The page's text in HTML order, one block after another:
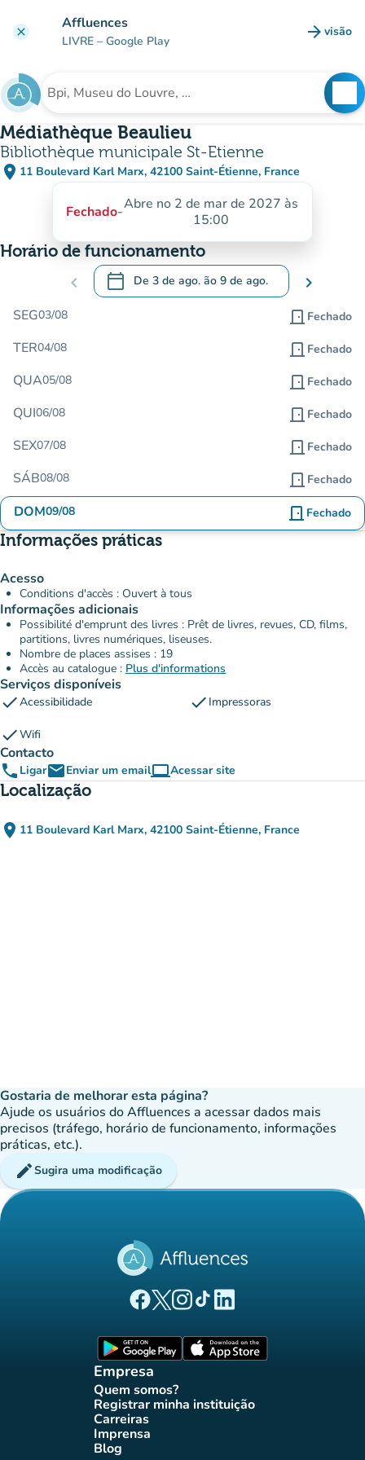
clear Affluences
LIVRE – Google Play arrow_forward visão
(novo
Procura uma instituição
Médiathèque Beaulieu
Bibliothèque municipale St-Etienne
place 11 Boulevard Karl Marx, 42100 Saint-Étienne, France
(abrir no Google Maps)
(novo separador)
Fechado-Abre no 2 de mar de 2027 às
15:00
Horário de funcionamento
chevron_left calendar_today De 3 de ago. ão 9 de ago.
.Abra o calendário para alterar as datas
chevron_right
SEG03/08 door_front Fechado
TER04/08 door_front Fechado
QUA05/08 door_front Fechado
QUI06/08 door_front Fechado
SEX07/08 door_front Fechado
SÁB08/08 door_front Fechado
DOM09/08 door_front Fechado
Informações práticas
Acesso
Conditions d'accès : Ouvert à tous
Informações adicionais
Possibilité d'emprunt des livres : Prêt de livres, revues, CD, films,
partitions, livres numériques, liseuses.
Nombre de places assises : 19
Accès au catalogue : Plus d'informations
Serviços disponíveis
checkAcessibilidade check Impressoras
checkWifi
Contacto
phone LigaremailEnviar um emailcomputerAcessar site
(novo separador)
Localização
place 11 Boulevard Karl Marx, 42100 Saint-Étienne, France
(abrir no Google Maps)
(novo separador)
Gostaria de melhorar esta página?
Ajude os usuários do Affluences a acessar dados mais
precisos (tráfego, horário de funcionamento, informações
práticas, etc.).
editSugira uma modificação
(novo separador)
(novo separador)
(novo separador)
(novo separador)
(novo separador)
Empresa
Quem somos?(novo separador)
Registrar minha instituição
(novo separador)
Carreiras(novo separador)
Imprensa(novo separador)
Blog(novo separador)